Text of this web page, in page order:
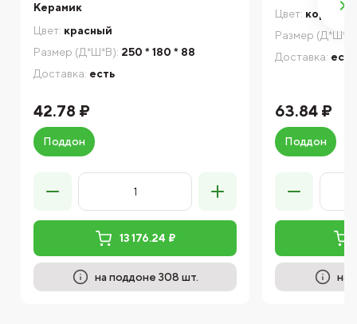
Керамик
Цвет: красный
Размер (Д*Ш*В): 250 * 180 * 88
Доставка: есть
42.78 ₽
Поддон
13 176.24 ₽
на поддоне 308 шт.
Цвет:
Размер
Доставка: есть
63.84 ₽
Поддон
на